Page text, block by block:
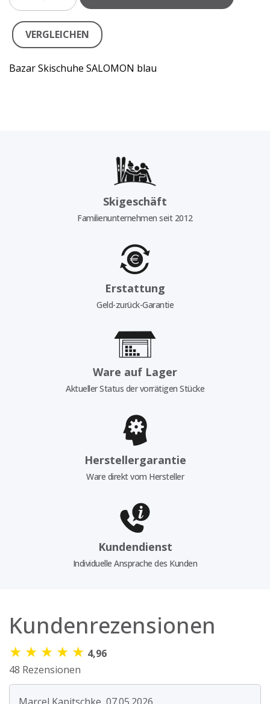
VERGLEICHEN
Bazar Skischuhe SALOMON blau
Skigeschäft
Familienunternehmen seit 2012
Erstattung
Geld-zurück-Garantie
Ware auf Lager
Aktueller Status der vorrätigen Stücke
Herstellergarantie
Ware direkt vom Hersteller
Kundendienst
Individuelle Ansprache des Kunden
Kundenrezensionen
★ ★ ★ ★ ★ 4,96
48 Rezensionen